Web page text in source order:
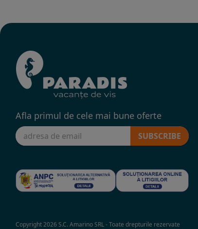
Afla primul de cele mai bune oferte
SUBSCRIBE
Copyright 2026 S.C. Amarino SRL - Toate drepturile rezervate